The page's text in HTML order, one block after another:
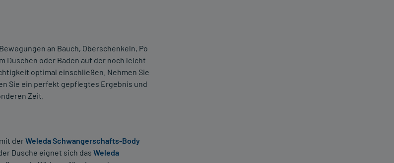
an Bauch, Oberschenkeln, Po
Duschen oder Baden auf der noch leicht
optimal einschließen. Nehmen Sie
Sie ein perfekt gepflegtes Ergebnis und
Zeit.
derWeleda Schwangerschafts-Body
Dusche eignet sich das Weleda